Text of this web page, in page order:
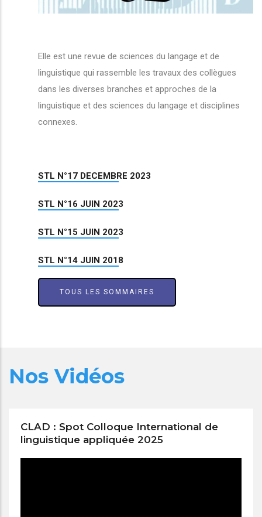
Elle est une revue de sciences du langage et de
linguistique qui rassemble les travaux des collègues
dans les diverses branches et approches de la
linguistique et des sciences du langage et disciplines
connexes.
STL N°17 DECEMBRE 2023
STL N°16 JUIN 2023
STL N°15 JUIN 2023
STL N°14 JUIN 2018
TOUS LES SOMMAIRES
Nos Vidéos
CLAD : Spot Colloque International de
linguistique appliquée 2025